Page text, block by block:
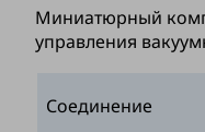
Миниатюрный
управления
Соединение